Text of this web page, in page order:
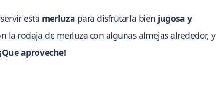
esta merluza para disfrutarla bien jugosa y
la rodaja de merluza con algunas almejas alrededor, y
¡Que aproveche!